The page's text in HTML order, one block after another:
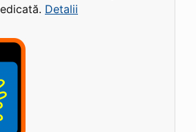
Detalii